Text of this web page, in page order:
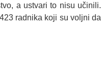
a ustvari to nisu učinili.
radnika koji su voljni da